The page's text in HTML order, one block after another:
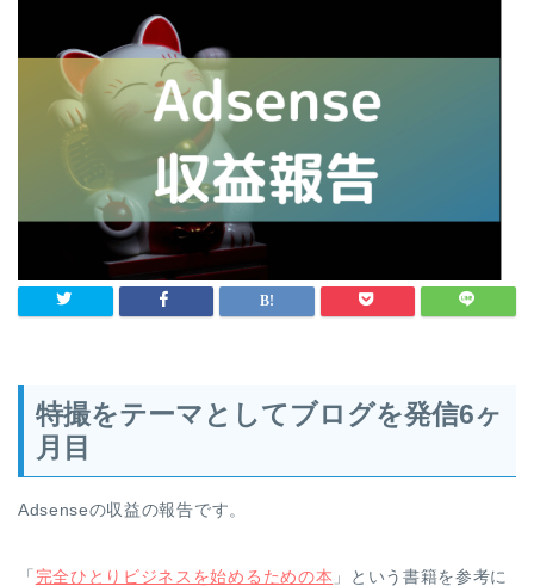
特撮をテーマとしてブログを発信6ヶ
月目
Adsenseの収益の報告です。
「 完全ひとりビジネスを始めるための本 」という書籍を参考に